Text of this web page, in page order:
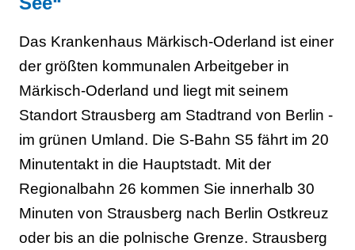
Das Krankenhaus Märkisch-Oderland ist einer
der größten kommunalen Arbeitgeber in
Märkisch-Oderland und liegt mit seinem
Standort Strausberg am Stadtrand von Berlin -
im grünen Umland. Die S-Bahn S5 fährt im 20
Minutentakt in die Hauptstadt. Mit der
Regionalbahn 26 kommen Sie innerhalb 30
Minuten von Strausberg nach Berlin Ostkreuz
oder bis an die polnische Grenze. Strausberg